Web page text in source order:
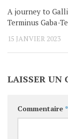
A journey to
Terminus Gaba-
15 JANVIER 2023
LAISSER UN
Commentaire *